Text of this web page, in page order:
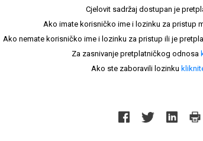
Cjelovit sadržaj dostupan je
Ako imate korisničko ime i lozinku za pristup
Ako nemate korisničko ime i lozinku za pristup ili je
Za zasnivanje pretplatničkog odnosa
Ako ste zaboravili lozinku